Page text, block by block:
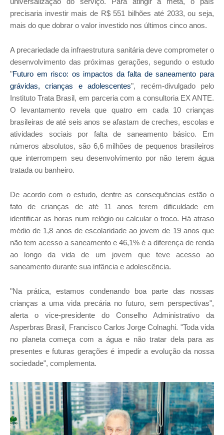
precisaria investir mais de R$ 551 bilhões até 2033, ou seja,
mais do que dobrar o valor investido nos últimos cinco anos.
A precariedade da infraestrutura sanitária deve comprometer o
desenvolvimento das próximas gerações, segundo o estudo
"Futuro em risco: os impactos da falta de saneamento para
grávidas, crianças e adolescentes", recém-divulgado pelo
Instituto Trata Brasil, em parceria com a consultoria EX ANTE.
O levantamento revela que quatro em cada 10 crianças
brasileiras de até seis anos se afastam de creches, escolas e
atividades sociais por falta de saneamento básico. Em
números absolutos, são 6,6 milhões de pequenos brasileiros
que interrompem seu desenvolvimento por não terem água
tratada ou banheiro.
De acordo com o estudo, dentre as consequências estão o
fato de crianças de até 11 anos terem dificuldade em
identificar as horas num relógio ou calcular o troco. Há atraso
médio de 1,8 anos de escolaridade ao jovem de 19 anos que
não tem acesso a saneamento e 46,1% é a diferença de renda
ao longo da vida de um jovem que teve acesso ao
saneamento durante sua infância e adolescência.
"Na prática, estamos condenando boa parte das nossas
crianças a uma vida precária no futuro, sem perspectivas",
alerta o vice-presidente do Conselho Administrativo da
Asperbras Brasil, Francisco Carlos Jorge Colnaghi. "Toda vida
no planeta começa com a água e não tratar dela para as
presentes e futuras gerações é impedir a evolução da nossa
sociedade", complementa.